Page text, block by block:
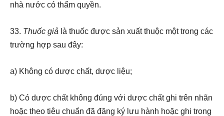
nhà nước có thẩm quyền.
33. Thuốc giả là thuốc được sản xuất thuộc một trong các
trường hợp sau đây:
a) Không có dược chất, dược liệu;
b) Có dược chất không đúng với dược chất ghi trên nhãn
hoặc theo tiêu chuẩn đã đăng ký lưu hành hoặc ghi trong